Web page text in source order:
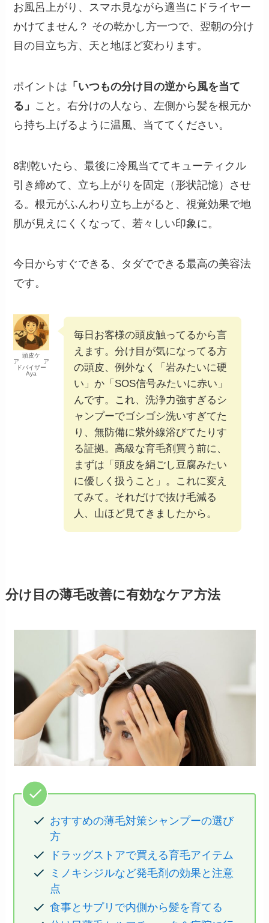
お風呂上がり、スマホ見ながら適当にドライヤー
かけてません？ その乾かし方一つで、翌朝の分け
目の目立ち方、天と地ほど変わります。
ポイントは 「いつもの分け目の逆から風を当て
る」 こと。右分けの人なら、左側から髪を根元か
ら持ち上げるように温風、当ててください。
8割乾いたら、最後に冷風当ててキューティクル
引き締めて、立ち上がりを固定（形状記憶）させ
る。根元がふんわり立ち上がると、視覚効果で地
肌が見えにくくなって、若々しい印象に。
今日からすぐできる、タダでできる最高の美容法
です。
頭皮ケ
ア ア
ドバイザー
Aya
毎日お客様の頭皮触ってるから言
えます。分け目が気になってる方
の頭皮、例外なく「岩みたいに硬
い」か「SOS信号みたいに赤い」
んです。これ、洗浄力強すぎるシ
ャンプーでゴシゴシ洗いすぎてた
り、無防備に紫外線浴びてたりす
る証拠。高級な育毛剤買う前に、
まずは「頭皮を絹ごし豆腐みたい
に優しく扱うこと」。これに変え
てみて。それだけで抜け毛減る
人、山ほど見てきましたから。
分け目の薄毛改善に有効なケア方法
おすすめの薄毛対策シャンプーの選び
方
ドラッグストアで買える育毛アイテム
ミノキシジルなど発毛剤の効果と注意
点
食事とサプリで内側から髪を育てる